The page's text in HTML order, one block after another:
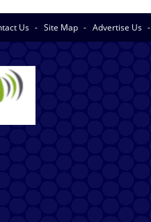
Us Site Map Advertise Us